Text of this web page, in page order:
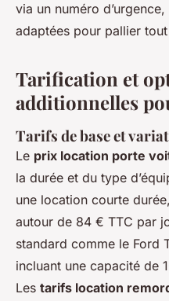
via un numéro
adaptées pour pallier
Tarification et
additionnelles
Tarifs de base et
Le prix location porte
la durée et du type
une location courte
autour de 84 € TTC par
standard comme le Ford
incluant une capacité de
Les tarifs location